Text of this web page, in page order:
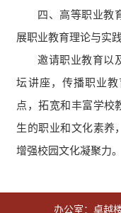
四、高等职业教
展职业教育理论与实
邀请职业教育以
坛讲座，传播职业
点，拓宽和丰富学校
生的职业和文化素养
增强校园文化凝聚力。
办公室：卓越